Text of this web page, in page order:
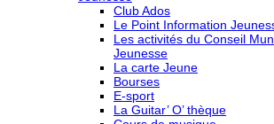
Club Ados
Le Point Information
Les activités du Conseil
Jeunesse
La carte Jeune
Bourses
E-sport
La Guitar’ O’ thèque